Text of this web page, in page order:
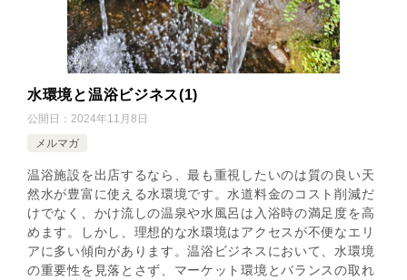
水環境と温浴ビジネス(1)
公開日： 2024年11月8日
メルマガ
温浴施設を出店するなら、最も重視したいのは質の良い天
然水が豊富に使える水環境です。水道料金のコスト削減だ
けでなく、かけ流しの温泉や水風呂は入浴時の満足度を高
めます。しかし、理想的な水環境はアクセスが不便なエリ
アに多い傾向があります。温浴ビジネスにおいて、水環境
の重要性を見落とさず、マーケット環境とバランスの取れ